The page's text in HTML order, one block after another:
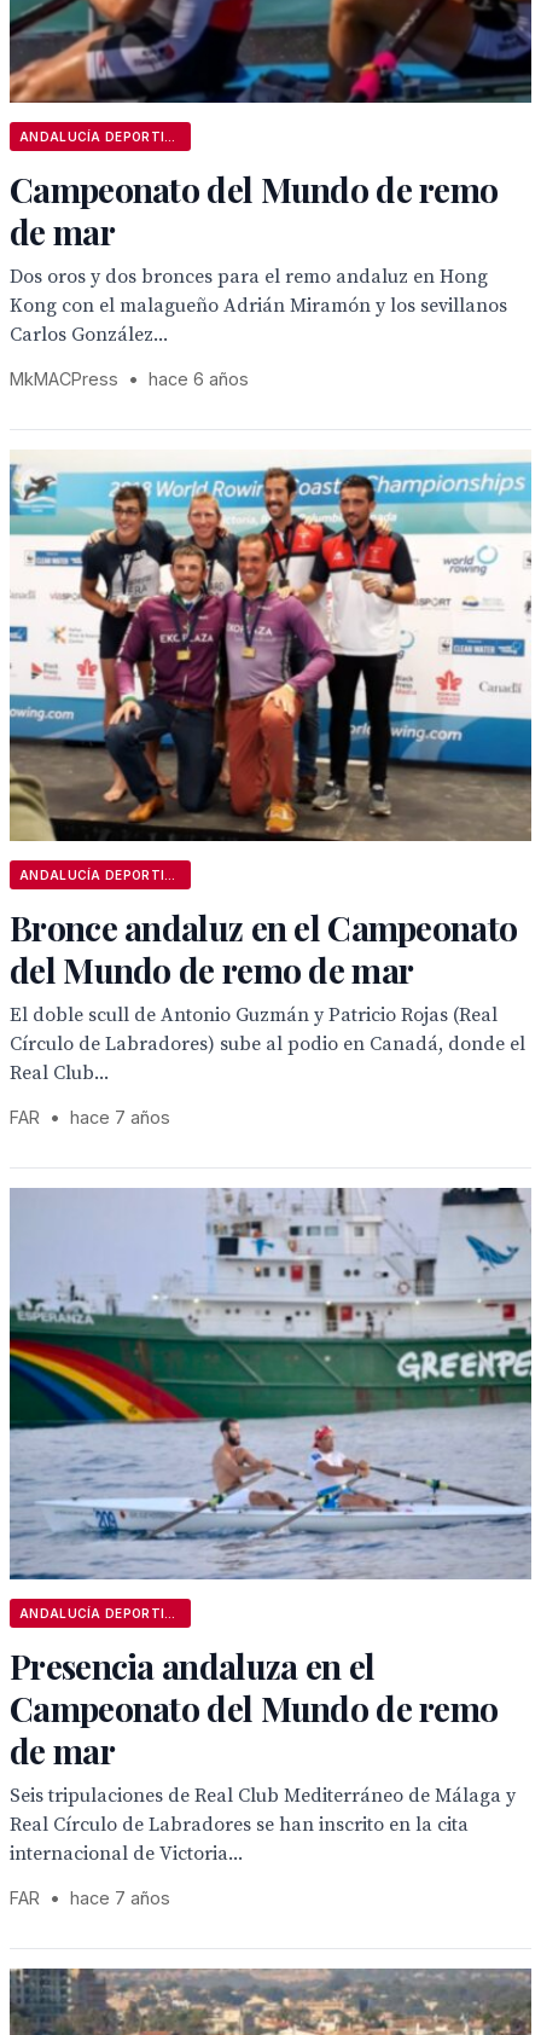
Campeonato del Mundo de remo
de mar
Dos oros y dos bronces para el remo andaluz en Hong
Kong con el malagueño Adrián Miramón y los sevillanos
Carlos González...
MkMACPress • hace 6 años
Bronce andaluz en el Campeonato
del Mundo de remo de mar
El doble scull de Antonio Guzmán y Patricio Rojas (Real
Círculo de Labradores) sube al podio en Canadá, donde el
Real Club...
FAR • hace 7 años
Presencia andaluza en el
Campeonato del Mundo de remo
de mar
Seis tripulaciones de Real Club Mediterráneo de Málaga y
Real Círculo de Labradores se han inscrito en la cita
internacional de Victoria...
FAR • hace 7 años